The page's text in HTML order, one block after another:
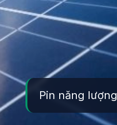
Pin năng lượng